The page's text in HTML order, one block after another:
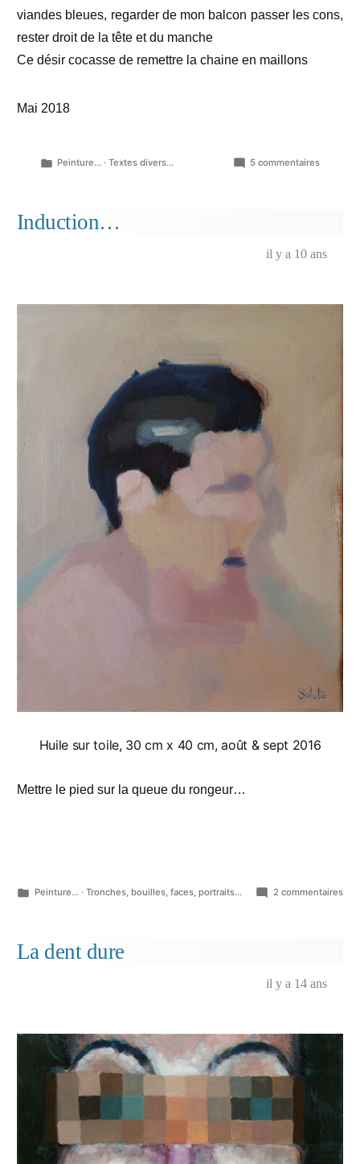
viandes bleues, regarder de mon balcon passer les cons,
rester droit de la tête et du manche
Ce désir cocasse de remettre la chaine en maillons
Mai 2018
Publié
Peinture... ·Textes divers... 5 commentairessur
noir…
Induction…
il y a 10 ans
Huile sur toile, 30 cm x 40 cm, août & sept 2016
Mettre le pied sur la queue du rongeur…
Publié
Peinture... ·Tronches, bouilles, faces, portraits... 2 commentairessur
La dent dure
il y a 14 ans